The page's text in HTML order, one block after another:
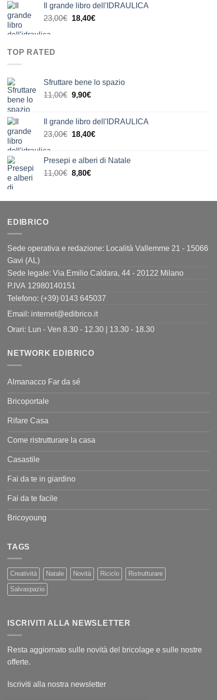
prezzo:
da
Il grande libro dell'IDRAULICA
23,00€ Il
18,40€Il
TOP RATED
Sfruttare bene lo spazio
11,00€ Il
era:
11,00€.
9,90€Il
è:
9,90€.
Il grande libro dell'IDRAULICA
23,00€ Il
era:
23,00€.
18,40€Il
è:
Presepi e alberi di Natale
11,00€ Il
era:
8,80€Il
è:
EDIBRICO
Sede operativa e redazione: Località Vallemme 21 - 15066
Gavi (AL)
Sede legale: Via Emilio Caldara, 44 - 20122 Milano
P.IVA 12980140151
Telefono: (+39) 0143 645037
Email: internet@edibrico.it
Orari: Lun - Ven 8.30 - 12.30 | 13.30 - 18.30
NETWORK EDIBRICO
Almanacco Far da sé
Bricoportale
Rifare Casa
Come ristrutturare la casa
Casastile
Fai da te in giardino
Fai da te facile
Bricoyoung
TAGS
Creatività Natale Novità Riciclo Ristrutturare
Salvaspazio
ISCRIVITI ALLA NEWSLETTER
Resta aggiornato sulle novità del bricolage e sulle nostre
offerte.
Iscriviti alla nostra newsletter